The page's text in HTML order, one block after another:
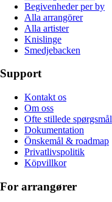
Begivenheder per by
Alla arrangörer
Alla artister
Knislinge
Smedjebacken
Support
Kontakt os
Om oss
Ofte stillede spørgsmål
Dokumentation
Önskemål & roadmap
Privatlivspolitik
Köpvillkor
For arrangører